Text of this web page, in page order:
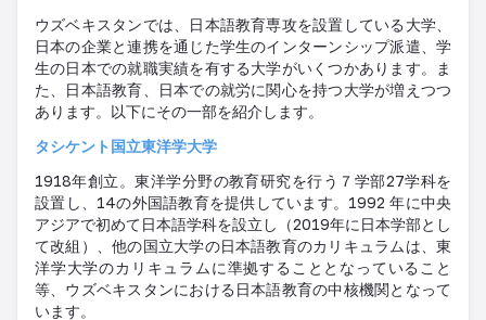
ウズベキスタンでは、日本語教育専攻を設置している大学、
日本の企業と連携を通じた学生のインターンシップ派遣、学
生の日本での就職実績を有する大学がいくつかあります。ま
た、日本語教育、日本での就労に関心を持つ大学が増えつつ
あります。以下にその一部を紹介します。
タシケント国立東洋学大学
1918年創立。東洋学分野の教育研究を行う７学部27学科を
設置し、14の外国語教育を提供しています。1992 年に中央
アジアで初めて日本語学科を設立し（2019年に日本学部とし
て改組）、他の国立大学の日本語教育のカリキュラムは、東
洋学大学のカリキュラムに準拠することとなっていること
等、ウズベキスタンにおける日本語教育の中核機関となって
います。